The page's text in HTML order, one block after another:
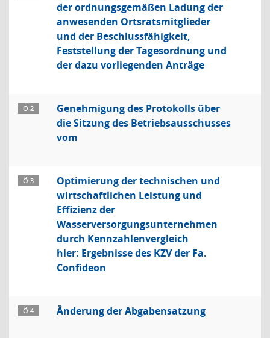
der ordnungsgemäßen Ladung der
anwesenden Ortsratsmitglieder
und der Beschlussfähigkeit,
Feststellung der Tagesordnung und
der dazu vorliegenden Anträge
Ö 2
Genehmigung des Protokolls über
die Sitzung des Betriebsausschusses
vom
Ö 3
Optimierung der technischen und
wirtschaftlichen Leistung und
Effizienz der
Wasserversorgungsunternehmen
durch Kennzahlenvergleich
hier: Ergebnisse des KZV der Fa.
Confideon
Ö 4 Änderung der Abgabensatzung